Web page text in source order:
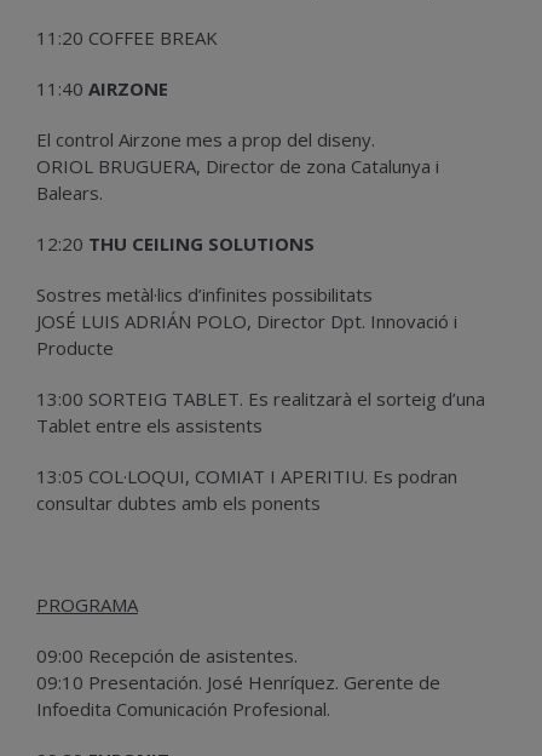
11:20 COFFEE BREAK
11:40 AIRZONE
El control Airzone mes a prop del diseny.
ORIOL BRUGUERA, Director de zona Catalunya i
Balears.
12:20 THU CEILING SOLUTIONS
Sostres metàl·lics d’infinites possibilitats
JOSÉ LUIS ADRIÁN POLO, Director Dpt. Innovació i
Producte
13:00 SORTEIG TABLET. Es realitzarà el sorteig d’una
Tablet entre els assistents
13:05 COL·LOQUI, COMIAT I APERITIU. Es podran
consultar dubtes amb els ponents
PROGRAMA
09:00 Recepción de asistentes.
09:10 Presentación. José Henríquez. Gerente de
Infoedita Comunicación Profesional.